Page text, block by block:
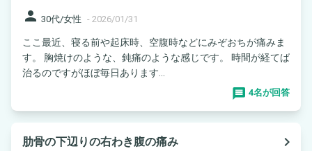
person 30代/女性 - 2026/01/31
ここ最近、寝る前や起床時、空腹時などにみぞおちが痛みま
す。 胸焼けのような、鈍痛のような感じです。 時間が経てば
治るのですがほぼ毎日あります...
4名が回答
肋骨の下辺りの右わき腹の痛み
navigate_next